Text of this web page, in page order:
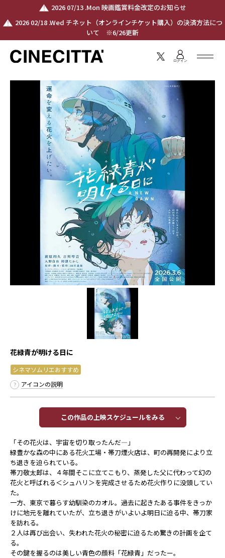
2026 07/13 .Mon 映画鑑賞料金改定のお知らせ
2026 02/18 .Wed チネット（オンラインチケット購入）の決済方法につ
いて ※6/26更新
ログイン
花緑青が明ける日に
シネマソムリエおすすめ
アイコンの説明
この作品の上映スケジュールをみる​​
「その花火は、宇宙を切り取ったんだ―」
緑豊かな森の中にある花火工場・帯刀煙火店は、町の再開発により立
ち退きを迫られている。
帯刀敬太郎は、４年間そこに立てこもり、蒸発した父に代わって幻の
花火と呼ばれる＜シュハリ＞を完成させるため花火作りに没頭してい
た。
一方、東京で暮らす幼馴染のカオル。過去に起きたある事件をきっか
けに地元を離れていたが、立ち退きがいよいよ明日に迫る中、帯刀家
を訪れる。
２人は再び出会い、失われた花火の秘密に迫るため驚きの計画を企て
る。
その鍵を握るのは美しい青色の顔料「花緑青」だったー。